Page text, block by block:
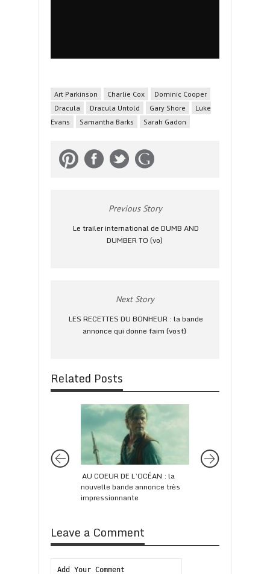
Art Parkinson Charlie Cox
Dominic Cooper
Dracula
Dracula Untold Gary Shore
Luke
Evans
Samantha Barks Sarah Gadon
Previous Story
Le trailer international de DUMB AND
DUMBER TO (vo)
Next Story
LES RECETTES DU BONHEUR : la bande
annonce qui donne faim (vost)
Related Posts
AU COEUR DE L’OCÉAN : la
nouvelle bande annonce très
impressionnante
Leave a Comment